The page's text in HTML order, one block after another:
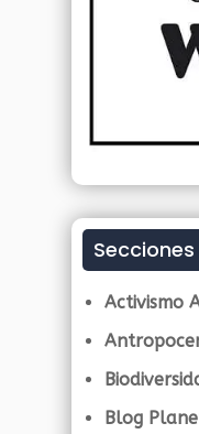
Secciones
Activismo
Blog